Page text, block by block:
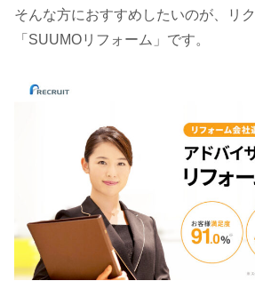
そんな方におすすめしたいのが、リ
「SUUMOリフォーム」です。